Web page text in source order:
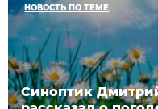
НОВОСТЬ ПО ТЕМЕ
Синоптик